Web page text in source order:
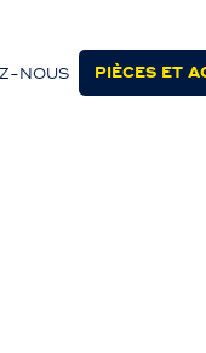
NOUS PIÈCES ET